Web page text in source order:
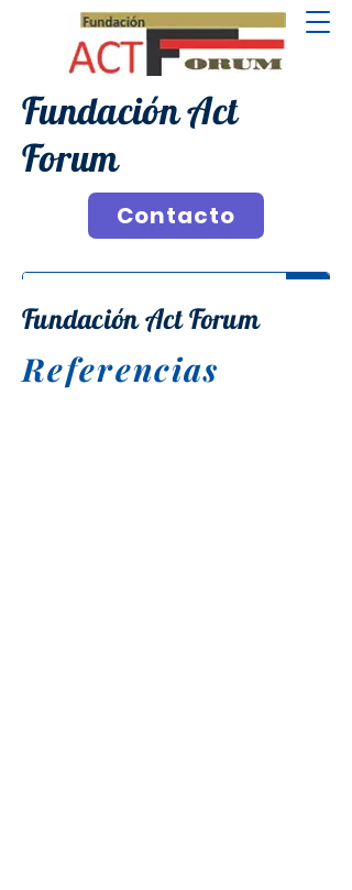
Fundación Act
Forum
Contacto
Fundación Act Forum
Referencias